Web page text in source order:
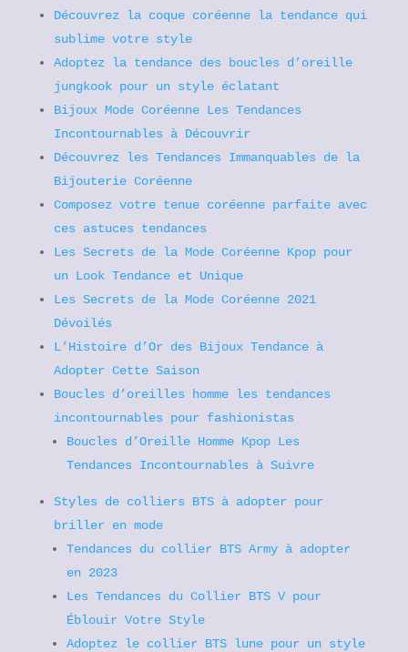
Découvrez la coque coréenne la tendance qui
sublime votre style
Adoptez la tendance des boucles d’oreille
jungkook pour un style éclatant
Bijoux Mode Coréenne Les Tendances
Incontournables à Découvrir
Découvrez les Tendances Immanquables de la
Bijouterie Coréenne
Composez votre tenue coréenne parfaite avec
ces astuces tendances
Les Secrets de la Mode Coréenne Kpop pour
un Look Tendance et Unique
Les Secrets de la Mode Coréenne 2021
Dévoilés
L’Histoire d’Or des Bijoux Tendance à
Adopter Cette Saison
Boucles d’oreilles homme les tendances
incontournables pour fashionistas
Boucles d’Oreille Homme Kpop Les
Tendances Incontournables à Suivre
Styles de colliers BTS à adopter pour
briller en mode
Tendances du collier BTS Army à adopter
en 2023
Les Tendances du Collier BTS V pour
Éblouir Votre Style
Adoptez le collier BTS lune pour un style